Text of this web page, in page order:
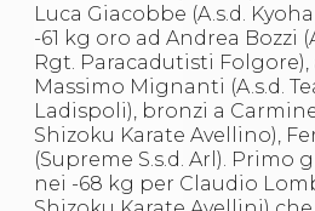
Corsi
Edutraining class -
Corso dirigenti
Corso Direttore
Sportello
News
FAQ
Luca Giacobbe (A.s.d.
-61 kg oro ad Andrea Bozzi
Rgt. Paracadutisti
Massimo Mignanti (A.s.d.
Ladispoli), bronzi a
Shizoku Karate Avellino),
(Supreme S.s.d. Arl). Primo
nei -68 kg per Claudio